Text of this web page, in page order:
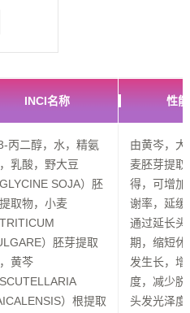
INCI名称 性
丙二醇，水，精氨
乳酸，野大豆
GLYCINE SOJA）胚
取物，小麦
TRITICUM
）胚芽提取
黄芩
SCUTELLARIA
）根提取
由黄岑，
麦胚芽提取
得，可增加
谢率，延缓
通过延长头
期，缩短休
发生长，增
度，减少
头发光泽度